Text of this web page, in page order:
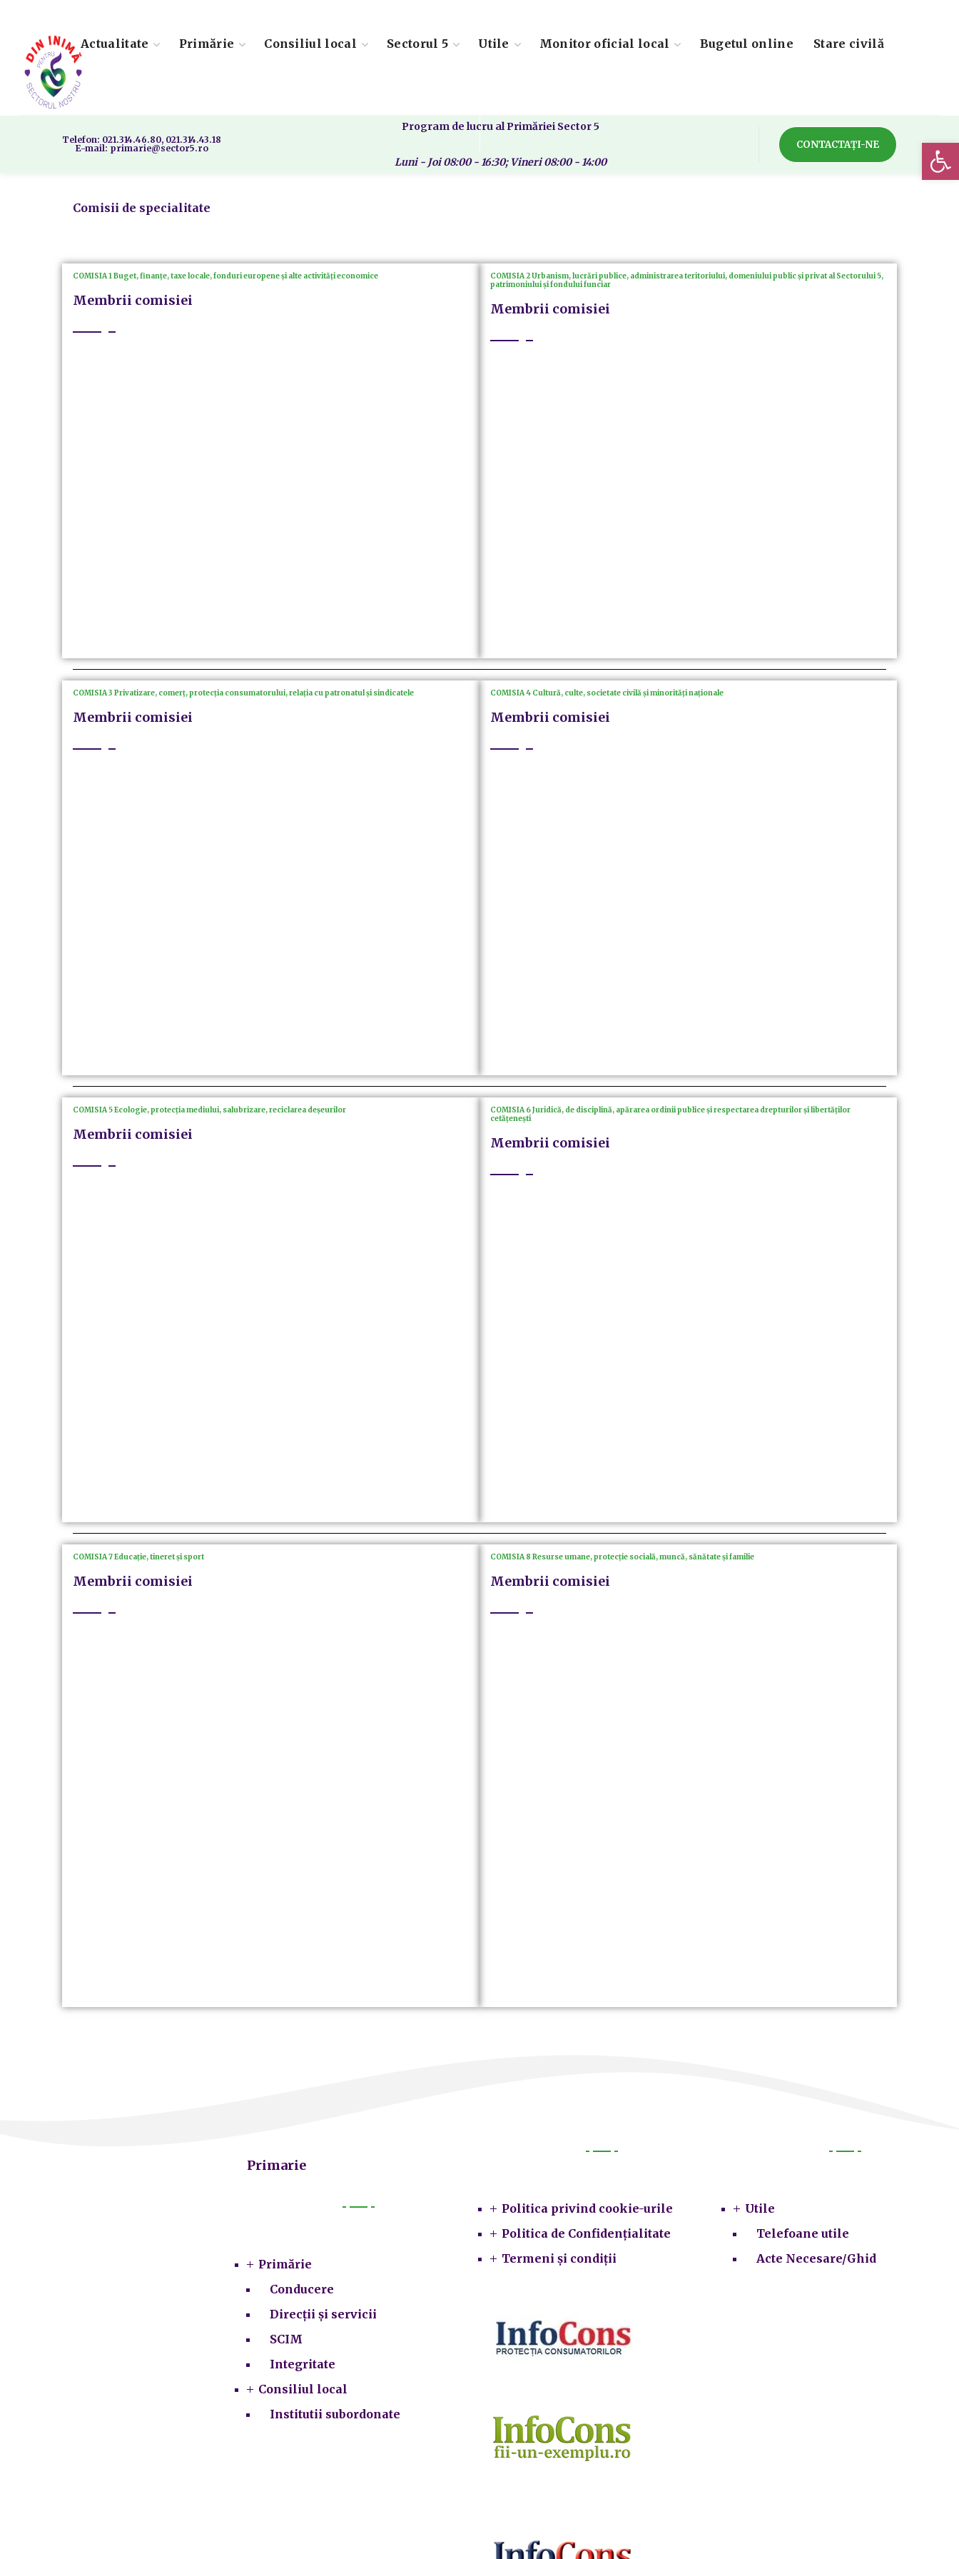
Actualitate Primărie Consiliul local Sectorul 5 Utile Monitor oficial local Bugetul online Stare civilă
Telefon: 021.314.46.80, 021.314.43.18
E-mail: primarie@sector5.ro
Program de lucru al Primăriei Sector 5
Luni - Joi 08:00 - 16:30; Vineri 08:00 - 14:00
CONTACTAȚI-NE
Comisii de specialitate
COMISIA 1 Buget, finanțe, taxe locale, fonduri europene și alte activități economice
Membrii comisiei
COMISIA 2 Urbanism, lucrări publice, administrarea teritoriului, domeniului public și privat al Sectorului 5,
patrimoniului și fondului funciar
Membrii comisiei
COMISIA 3 Privatizare, comerț, protecția consumatorului, relația cu patronatul și sindicatele
Membrii comisiei
COMISIA 4 Cultură, culte, societate civilă și minorități naționale
Membrii comisiei
COMISIA 5 Ecologie, protecția mediului, salubrizare, reciclarea deșeurilor
Membrii comisiei
COMISIA 6 Juridică, de disciplină, apărarea ordinii publice și respectarea drepturilor și libertăților
cetățenești
Membrii comisiei
COMISIA 7 Educație, tineret și sport
Membrii comisiei
COMISIA 8 Resurse umane, protecție socială, muncă, sănătate și familie
Membrii comisiei
Primarie
Primărie
Conducere
Direcții și servicii
SCIM
Integritate
Consiliul local
Institutii subordonate
Politica privind cookie-urile
Politica de Confidențialitate
Termeni și condiții
Utile
Telefoane utile
Acte Necesare/Ghid